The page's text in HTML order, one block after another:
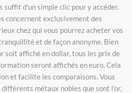
suffit d'un simple clic pour y accéder.
concernent exclusivement des
chez qui vous pourrez acheter vos
et de façon anonyme. Bien
soit affiché en dollar, tous les prix de
seront affichés en euro. Cela
et facilite les comparaisons. Vous
métaux nobles que sont l'or,